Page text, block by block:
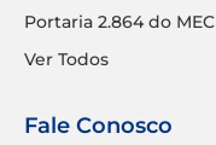
Portaria 2.864 do MEC
Ver Todos
Fale Conosco